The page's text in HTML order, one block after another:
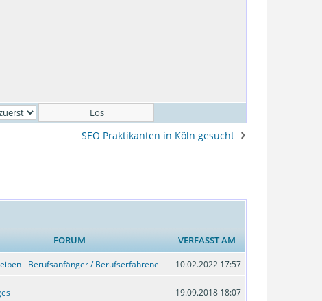
SEO Praktikanten in Köln gesucht
FORUM
VERFASST AM
- Berufsanfänger / Berufserfahrene 10.02.2022 17:57
19.09.2018 18:07